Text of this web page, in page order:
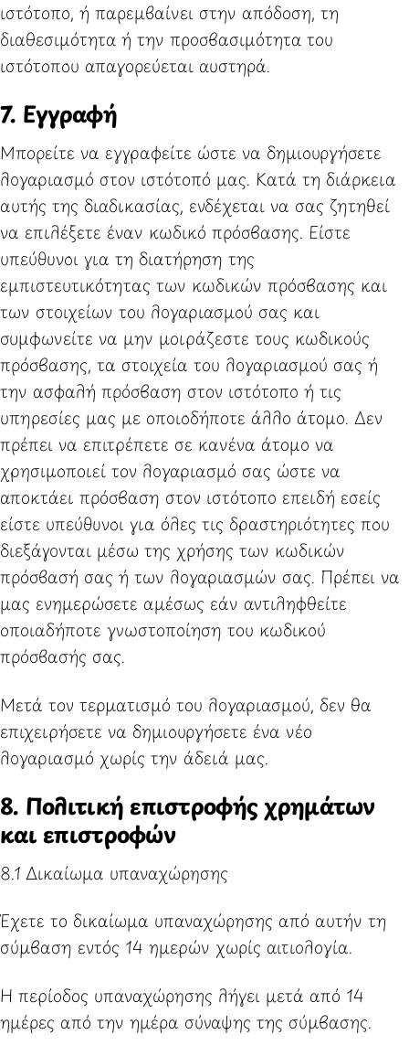
ιστότοπο, ή παρεμβαίνει στην απόδοση, τη
διαθεσιμότητα ή την προσβασιμότητα του
ιστότοπου απαγορεύεται αυστηρά.
7. Εγγραφή
Μπορείτε να εγγραφείτε ώστε να δημιουργήσετε
λογαριασμό στον ιστότοπό μας. Κατά τη διάρκεια
αυτής της διαδικασίας, ενδέχεται να σας ζητηθεί
να επιλέξετε έναν κωδικό πρόσβασης. Είστε
υπεύθυνοι για τη διατήρηση της
εμπιστευτικότητας των κωδικών πρόσβασης και
των στοιχείων του λογαριασμού σας και
συμφωνείτε να μην μοιράζεστε τους κωδικούς
πρόσβασης, τα στοιχεία του λογαριασμού σας ή
την ασφαλή πρόσβαση στον ιστότοπο ή τις
υπηρεσίες μας με οποιοδήποτε άλλο άτομο. Δεν
πρέπει να επιτρέπετε σε κανένα άτομο να
χρησιμοποιεί τον λογαριασμό σας ώστε να
αποκτάει πρόσβαση στον ιστότοπο επειδή εσείς
είστε υπεύθυνοι για όλες τις δραστηριότητες που
διεξάγονται μέσω της χρήσης των κωδικών
πρόσβασή σας ή των λογαριασμών σας. Πρέπει να
μας ενημερώσετε αμέσως εάν αντιληφθείτε
οποιαδήποτε γνωστοποίηση του κωδικού
πρόσβασής σας.
Μετά τον τερματισμό του λογαριασμού, δεν θα
επιχειρήσετε να δημιουργήσετε ένα νέο
λογαριασμό χωρίς την άδειά μας.
8. Πολιτική επιστροφής χρημάτων
και επιστροφών
8.1 Δικαίωμα υπαναχώρησης
Έχετε το δικαίωμα υπαναχώρησης από αυτήν τη
σύμβαση εντός 14 ημερών χωρίς αιτιολογία.
Η περίοδος υπαναχώρησης λήγει μετά από 14
ημέρες από την ημέρα σύναψης της σύμβασης.